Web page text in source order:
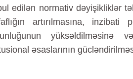
edilən normativ dəyişikliklər
artırılmasına, inzibati
yüksəldilməsinə
əsaslarının